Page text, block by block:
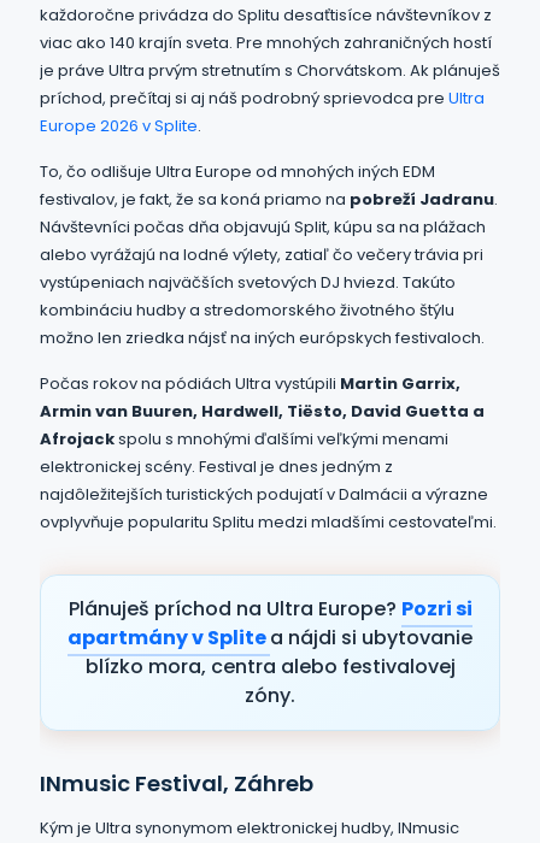
každoročne privádza do Splitu desaťtisíce návštevníkov z
viac ako 140 krajín sveta. Pre mnohých zahraničných hostí
je práve Ultra prvým stretnutím s Chorvátskom. Ak plánuješ
príchod, prečítaj si aj náš podrobný sprievodca pre Ultra
Europe 2026 v Splite.
To, čo odlišuje Ultra Europe od mnohých iných EDM
festivalov, je fakt, že sa koná priamo na pobreží Jadranu.
Návštevníci počas dňa objavujú Split, kúpu sa na plážach
alebo vyrážajú na lodné výlety, zatiaľ čo večery trávia pri
vystúpeniach najväčších svetových DJ hviezd. Takúto
kombináciu hudby a stredomorského životného štýlu
možno len zriedka nájsť na iných európskych festivaloch.
Počas rokov na pódiách Ultra vystúpili Martin Garrix,
Armin van Buuren, Hardwell, Tiësto, David Guetta a
Afrojackspolu s mnohými ďalšími veľkými menami
elektronickej scény. Festival je dnes jedným z
najdôležitejších turistických podujatí v Dalmácii a výrazne
ovplyvňuje popularitu Splitu medzi mladšími cestovateľmi.
Plánuješ príchod na Ultra Europe? Pozri si
apartmány v Splitea nájdi si ubytovanie
blízko mora, centra alebo festivalovej
zóny.
INmusic Festival, Záhreb
Kým je Ultra synonymom elektronickej hudby, INmusic